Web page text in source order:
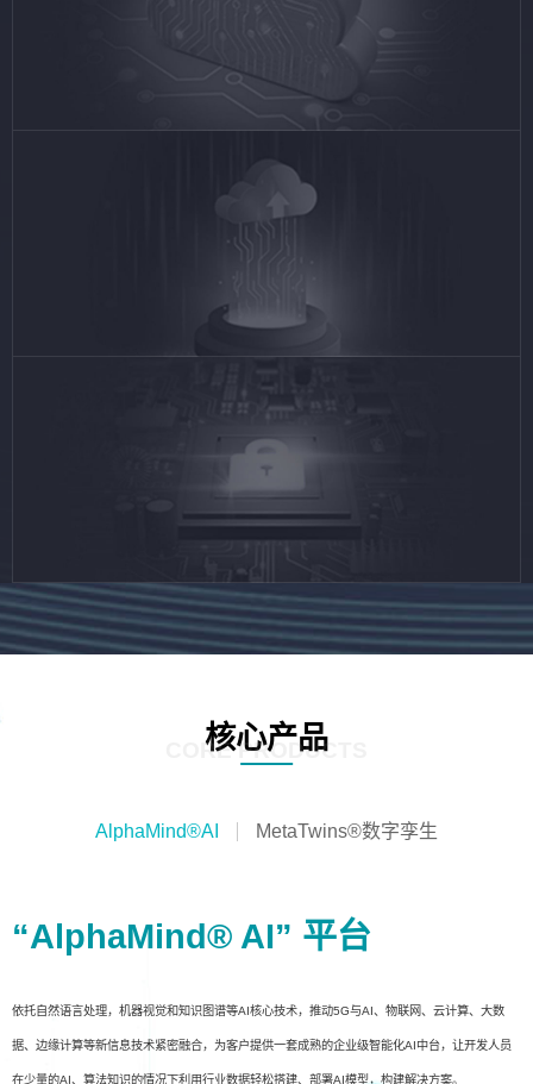
核心产品
CORE PRODUCTS
AlphaMind®AI MetaTwins®数字孪生
“AlphaMind® AI” 平台
依托自然语言处理，机器视觉和知识图谱等AI核心技术，推动5G与AI、物联网、云计算、大数
据、边缘计算等新信息技术紧密融合，为客户提供一套成熟的企业级智能化AI中台，让开发人员
在少量的AI、算法知识的情况下利用行业数据轻松搭建、部署AI模型，构建解决方案。